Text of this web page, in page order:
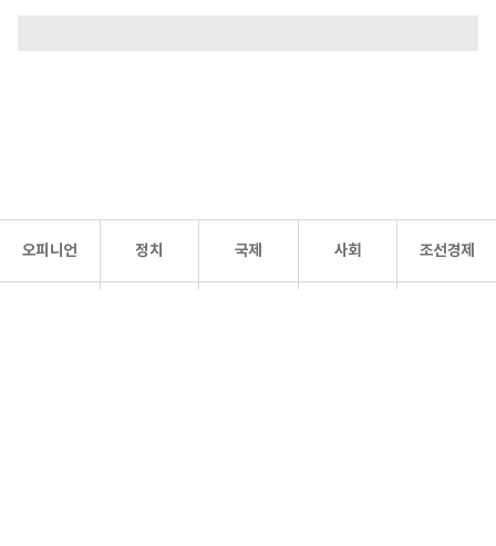
오피니언 정치 국제 사회 조선경제